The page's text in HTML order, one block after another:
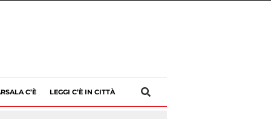
C’È LEGGI C’È IN CITTÀ